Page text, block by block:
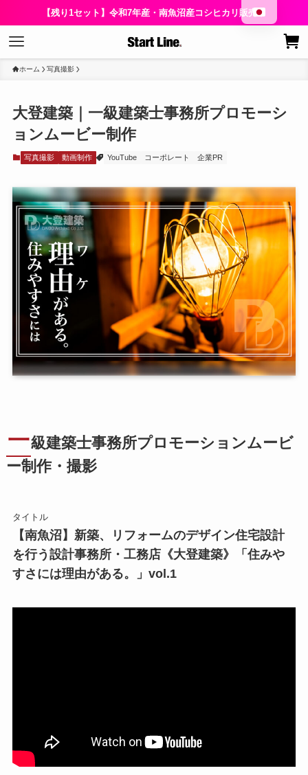
【残り1セット】令和7年産・南魚沼産コシヒカリ販売中
ホーム 写真撮影
大登建築｜一級建築士事務所プロモーシ
ョンムービー制作
写真撮影 動画制作 YouTube コーポレート 企業PR
一級建築士事務所プロモーションムービ
ー制作・撮影
タイトル
【南魚沼】新築、リフォームのデザイン住宅設計
を行う設計事務所・工務店《大登建築》「住みや
すさには理由がある。」vol.1